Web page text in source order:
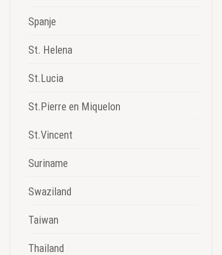
Spanje
St. Helena
St.Lucia
St.Pierre en Miquelon
St.Vincent
Suriname
Swaziland
Taiwan
Thailand